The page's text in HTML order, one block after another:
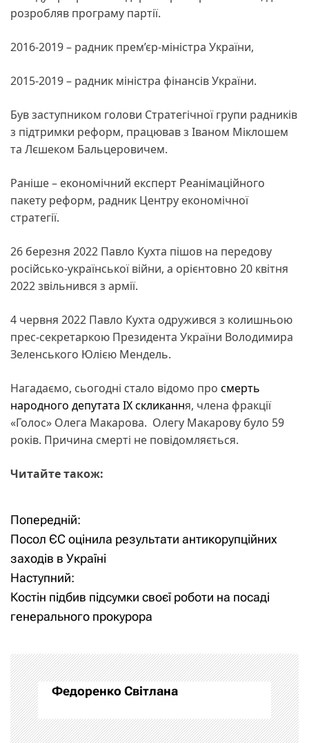
розробляв програму партії.
2016-2019 – радник прем’єр-міністра України,
2015-2019 – радник міністра фінансів України.
Був заступником голови Стратегічної групи радників
з підтримки реформ, працював з Іваном Міклошем
та Лєшеком Бальцеровичем.
Раніше – економічний експерт Реанімаційного
пакету реформ, радник Центру економічної
стратегії.
26 березня 2022 Павло Кухта пішов на передову
російсько-української війни, а орієнтовно 20 квітня
2022 звільнився з армії.
4 червня 2022 Павло Кухта одружився з колишньою
прес-секретаркою Президента України Володимира
Зеленського Юлією Мендель.
Нагадаємо, сьогодні стало відомо про смерть
народного депутата IX скликання, члена фракції
«Голос» Олега Макарова. Олегу Макарову було 59
років. Причина смерті не повідомляється.
Читайте також:
Н
а
в
і
а
ц
і
Попередній:
Посол ЄС оцінила результати антикорупційних
заходів в Україні
Наступний:
Костін підбив підсумки своєї роботи на посаді
генерального прокурора
Федоренко Світлана